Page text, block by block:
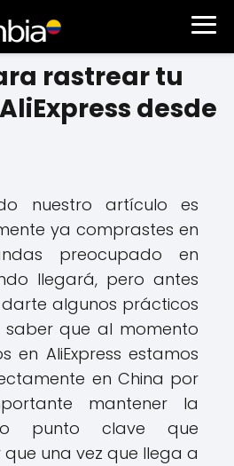
rastrear tu
desde
nuestro artículo es
ya comprastes en
preocupado en
llegará, pero antes
algunos prácticos
saber que al momento
en AliExpress estamos
en China por
mantener la
punto clave que
una vez que llega a